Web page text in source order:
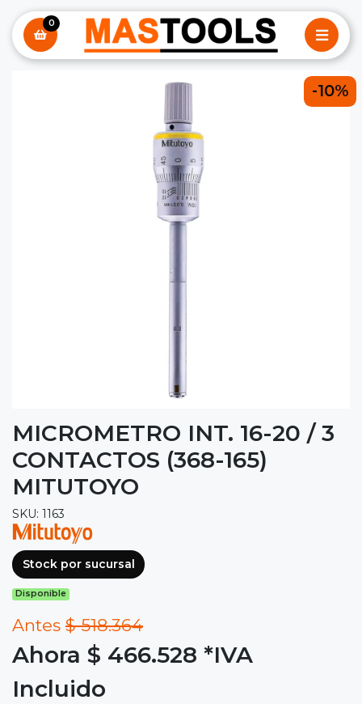
0
-10%
MICROMETRO INT. 16-20 / 3
CONTACTOS (368-165)
MITUTOYO
SKU: 1163
Stock por sucursal
Disponible
Antes $ 518.364
Ahora $ 466.528 *IVA
Incluido